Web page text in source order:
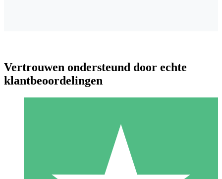
Individuele Creditpakketten
Betaal per gebruik met downloadtegoeden. Geen maandelijkse
Vertrouwen ondersteund door echte
klantbeoordelingen